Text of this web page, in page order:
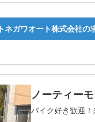
トネガワオート株式会社の
ノーティー
バイク好き歓迎